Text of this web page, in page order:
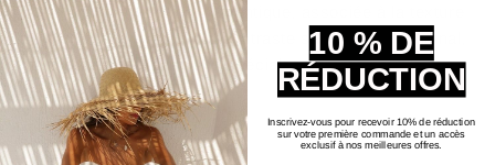
Cette couleur tendre et romantique, associée à la texture
naturelle du bois, crée un contraste saisissant et original,
parfait pour les occasions spéciales comme pour le
quotidien.
10 % DE
RÉDUCTION
Inscrivez-vous pour recevoir 10% de réduction
sur votre première commande et un accès
exclusif à nos meilleures offres.